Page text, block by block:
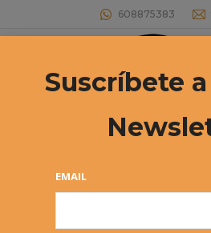
608875383
Buscar:
Archivos de
Suscríbete
EMAIL